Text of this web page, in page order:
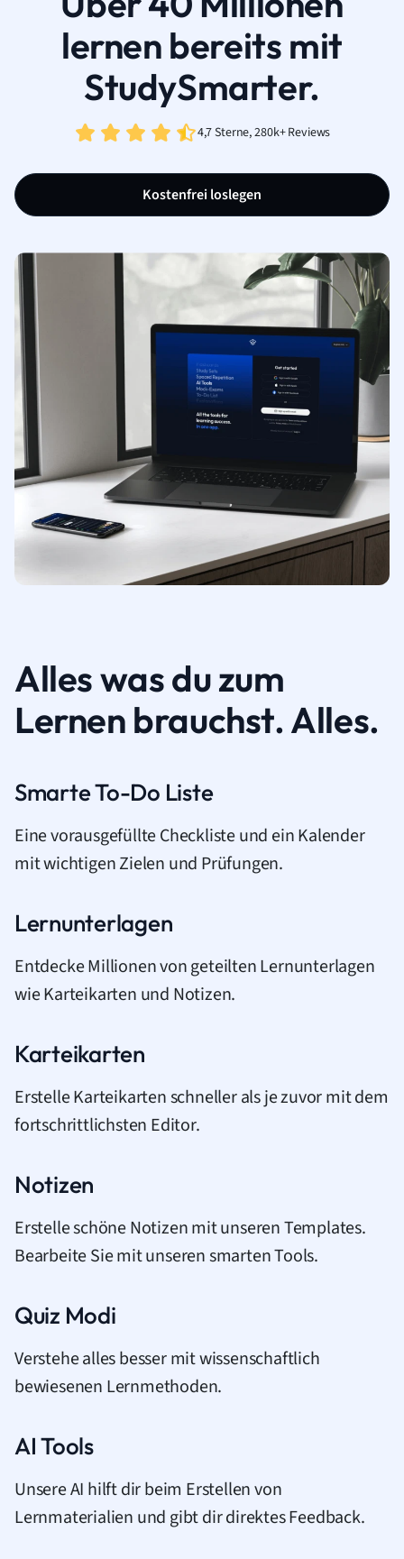
lernen bereits mit
StudySmarter.
4,7 Sterne, 280k+ Reviews
Kostenfrei loslegen
Alles was du zum
Lernen brauchst. Alles.
Smarte To-Do Liste
Eine vorausgefüllte Checkliste und ein Kalender
mit wichtigen Zielen und Prüfungen.
Lernunterlagen
Entdecke Millionen von geteilten Lernunterlagen
wie Karteikarten und Notizen.
Karteikarten
Erstelle Karteikarten schneller als je zuvor mit dem
fortschrittlichsten Editor.
Notizen
Erstelle schöne Notizen mit unseren Templates.
Bearbeite Sie mit unseren smarten Tools.
Quiz Modi
Verstehe alles besser mit wissenschaftlich
bewiesenen Lernmethoden.
AI Tools
Unsere AI hilft dir beim Erstellen von
Lernmaterialien und gibt dir direktes Feedback.